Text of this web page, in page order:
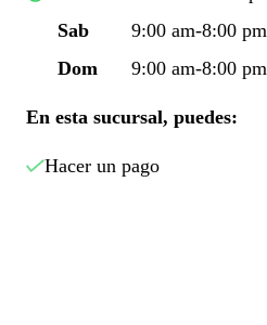
Sab
9:00 am-8:00 pm
Dom
9:00 am-8:00 pm
En esta sucursal, puedes:
Hacer un pago